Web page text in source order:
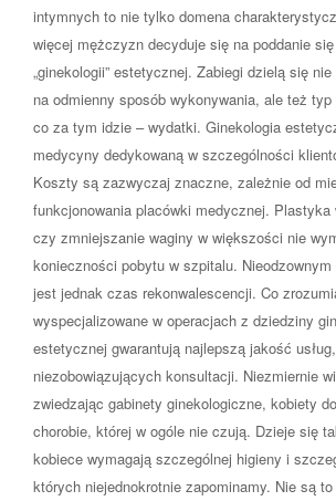
intymnych to nie tylko domena
więcej mężczyzn decyduje się na poddanie
„ginekologii” estetycznej. Zabiegi dzielą się
na odmienny sposób wykonywania, ale też
co za tym idzie – wydatki. Ginekologia
medycyny dedykowaną w szczególności
Koszty są zazwyczaj znaczne, zależnie od
funkcjonowania placówki medycznej. Plastyka
czy zmniejszanie waginy w większości nie
konieczności pobytu w szpitalu.
jest jednak czas rekonwalescencji. Co
wyspecjalizowane w operacjach z dziedziny
estetycznej gwarantują najlepszą jakość
niezobowiązujących konsultacji. Niezmiernie
zwiedzając gabinety ginekologiczne, kobiety
chorobie, której w ogóle nie czują. Dzieje się
kobiece wymagają szczególnej higieny i
których niejednokrotnie zapominamy. Nie są